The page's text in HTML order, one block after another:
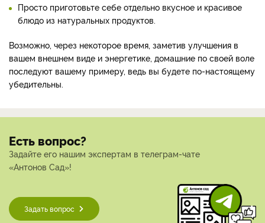
Просто приготовьте себе отдельно вкусное и красивое
блюдо из натуральных продуктов.
Возможно, через некоторое время, заметив улучшения в
вашем внешнем виде и энергетике, домашние по своей воле
последуют вашему примеру, ведь вы будете по-настоящему
убедительны.
Есть вопрос?
Задайте его нашим экспертам в телеграм-чате
«Антонов Сад»!
Задать вопрос